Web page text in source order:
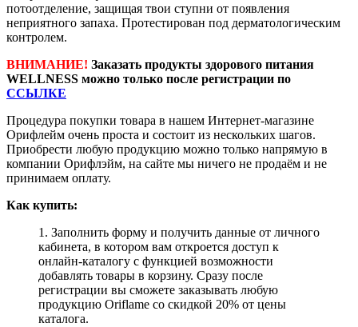
потоотделение, защищая твои ступни от появления
неприятного запаха. Протестирован под дерматологическим
контролем.
ВНИМАНИЕ! Заказать продукты здорового питания
WELLNESS можно только после регистрации по
ССЫЛКЕ
Процедура покупки товара в нашем Интернет-магазине
Орифлейм очень проста и состоит из нескольких шагов.
Приобрести любую продукцию можно только напрямую в
компании Орифлэйм, на сайте мы ничего не продаём и не
принимаем оплату.
Как купить:
1. Заполнить форму и получить данные от личного
кабинета, в котором вам откроется доступ к
онлайн-каталогу с функцией возможности
добавлять товары в корзину. Сразу после
регистрации вы сможете заказывать любую
продукцию Oriflame со скидкой 20% от цены
каталога.